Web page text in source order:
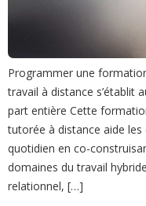
Programmer une
travail à distance s’établit
part entière Cette
tutorée à distance aide
quotidien en co-
domaines du travail
relationnel, […]